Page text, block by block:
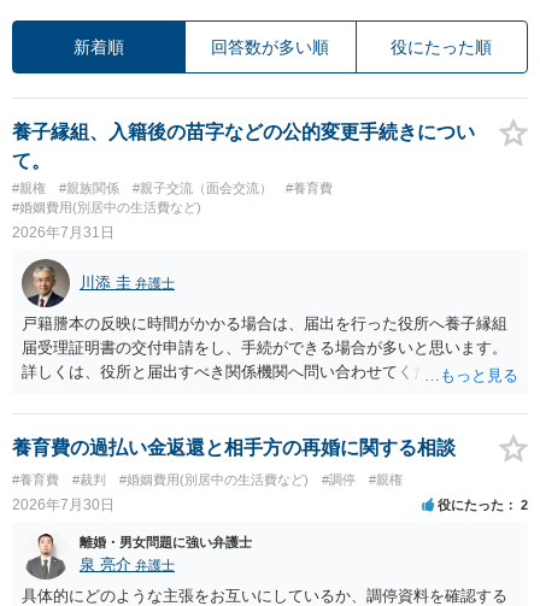
新着順 回答数が多い順 役にたった順
養子縁組、入籍後の苗字などの公的変更手続きについ
て。
#親権 #親族関係 #親子交流（面会交流）
#養育費
#婚姻費用(別居中の生活費など)
2026年7月31日
川添 圭 弁護士
戸籍謄本の反映に時間がかかる場合は、届出を行った役所へ養子縁組
届受理証明書の交付申請をし、手続ができる場合が多いと思います。
詳しくは、役所と届出すべき関係機関へ問い合わせてください。
養育費の過払い金返還と相手方の再婚に関する相談
#養育費 #裁判 #婚姻費用(別居中の生活費など) #調停 #親権
2026年7月30日 役にたった 2
離婚・男女問題に強い弁護士
泉 亮介 弁護士
具体的にどのような主張をお互いにしているか、調停資料を確認する